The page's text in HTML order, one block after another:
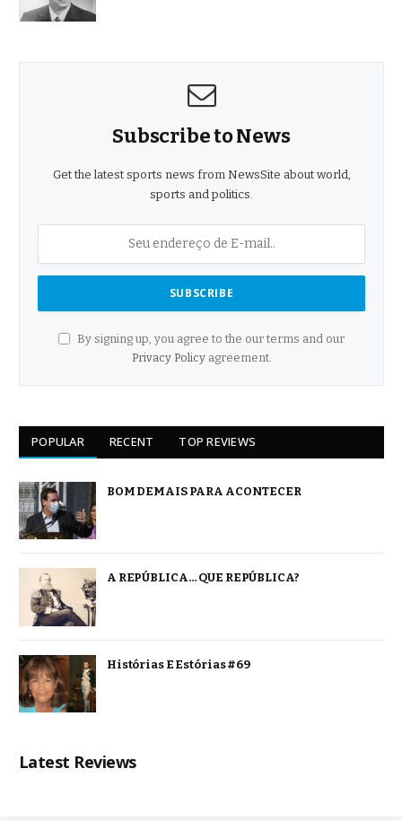
Subscribe to News
Get the latest sports news from NewsSite about world,
sports and politics.
By signing up, you agree to the our terms and our
Privacy Policyagreement.
POPULAR RECENT TOP REVIEWS
BOM DEMAIS PARA ACONTECER
A REPÚBLICA… QUE REPÚBLICA?
Histórias E Estórias #69
Latest Reviews